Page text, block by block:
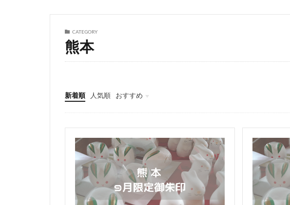
CATEGORY
熊本
新着順 人気順 おすすめ
福井
山梨
静岡
京都
大阪
兵庫
奈良
和歌山
香川
高知
福岡
佐賀